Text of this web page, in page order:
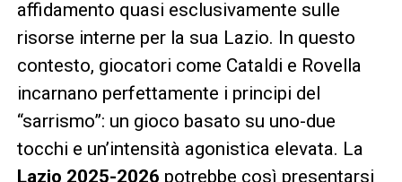
affidamento quasi esclusivamente sulle
risorse interne per la sua Lazio. In questo
contesto, giocatori come Cataldi e Rovella
incarnano perfettamente i principi del
“sarrismo”: un gioco basato su uno-due
tocchi e un’intensità agonistica elevata. La
Lazio 2025-2026 potrebbe così presentarsi